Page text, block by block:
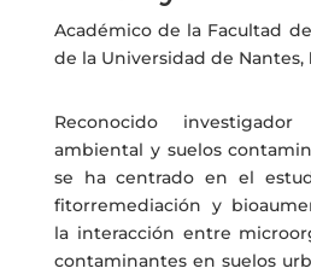
Académico de la Facultad
de la Universidad de Nantes,
Reconocido
ambiental y suelos
se ha centrado en el
fitorremediación y
la interacción entre
contaminantes en suelos